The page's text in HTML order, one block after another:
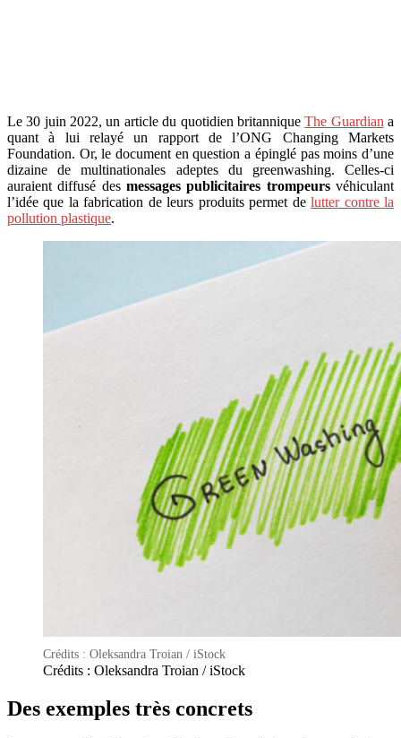
Le 30 juin 2022, un article du quotidien britanniqueThe Guardian a
quant à lui relayé un rapport de l’ONG Changing Markets
Foundation. Or, le document en question a épinglé pas moins d’une
dizaine de multinationales adeptes du greenwashing. Celles-ci
auraient diffusé des messages publicitaires trompeursvéhiculant
l’idée que la fabrication de leurs produits permet delutter contre la
pollution plastique.
Crédits : Oleksandra Troian / iStock
Crédits : Oleksandra Troian / iStock
Des exemples très concrets